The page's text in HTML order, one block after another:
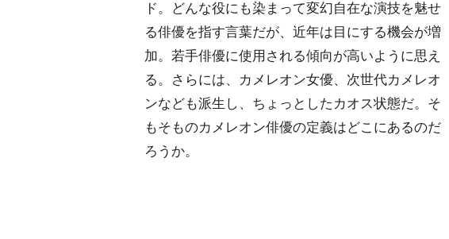
ド。どんな役にも染まって変幻自在な演技を魅せ
る俳優を指す言葉だが、近年は目にする機会が増
加。若手俳優に使用される傾向が高いように思え
る。さらには、カメレオン女優、次世代カメレオ
ンなども派生し、ちょっとしたカオス状態だ。そ
もそものカメレオン俳優の定義はどこにあるのだ
ろうか。